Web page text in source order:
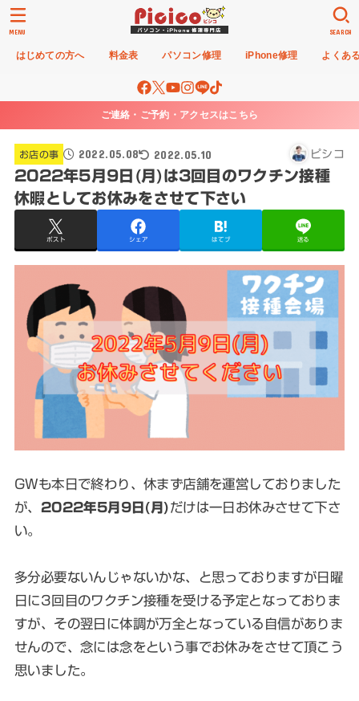
はじめての方へ 料金表 パソコン修理 iPhone修理 よくあ
SEARCH
MENU
ご連絡・ご予約・アクセスはこちら
お店の事 2022.05.08 2022.05.10 ピシコ
2022年5月9日(月)は3回目のワクチン接種
休暇としてお休みをさせて下さい
ポスト シェア はてブ 送る
GWも本日で終わり、休まず店舗を運営しておりました
が、 2022年5月9日(月)だけは一日お休みさせて下さ
い。
多分必要ないんじゃないかな、と思っておりますが日曜
日に3回目のワクチン接種を受ける予定となっておりま
すが、その翌日に体調が万全となっている自信がありま
せんので、念には念をという事でお休みをさせて頂こう
思いました。